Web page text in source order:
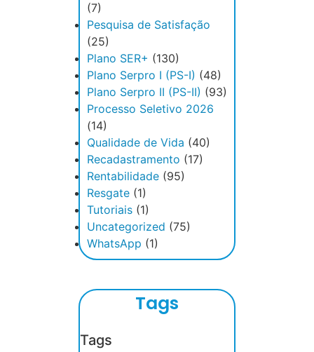
(7)
Pesquisa de Satisfação
(25)
Plano SER+ (130)
Plano Serpro I (PS-I) (48)
Plano Serpro II (PS-II) (93)
Processo Seletivo 2026
(14)
Qualidade de Vida (40)
Recadastramento (17)
Rentabilidade (95)
Resgate (1)
Tutoriais (1)
Uncategorized (75)
WhatsApp (1)
Tags
Tags